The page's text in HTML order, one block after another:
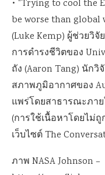
• “Trying to cool
be worse than global
(Luke Kemp) ผู้ช่วยวิ
การดำรงชีวิตของ
ถัง (Aaron Tang) นัก
สภาพภูมิอากาศของ
แพร่โดยสาธารณะภาย
(การใช้เนื้อหาโดยไม่
เว็บไซต์ The
ภาพ NASA Johnson –